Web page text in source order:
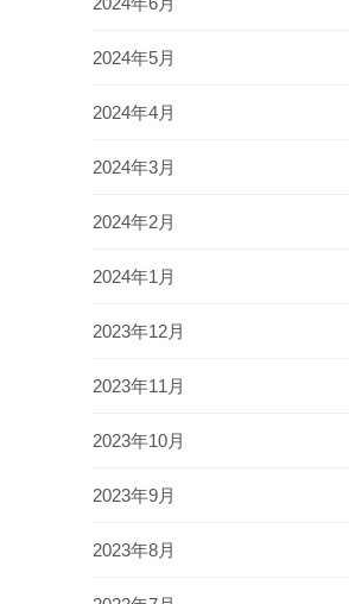
2024年5月
2024年4月
2024年3月
2024年2月
2024年1月
2023年12月
2023年11月
2023年10月
2023年9月
2023年8月